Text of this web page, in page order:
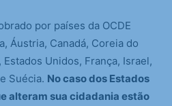
por países da OCDE
Áustria, Canadá, Coreia do
Estados Unidos, França, Israel,
Suécia. No caso dos Estados
alteram sua cidadania estão